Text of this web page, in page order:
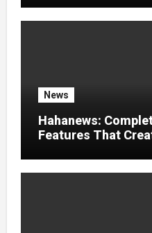
News
Hahanews:
Features That